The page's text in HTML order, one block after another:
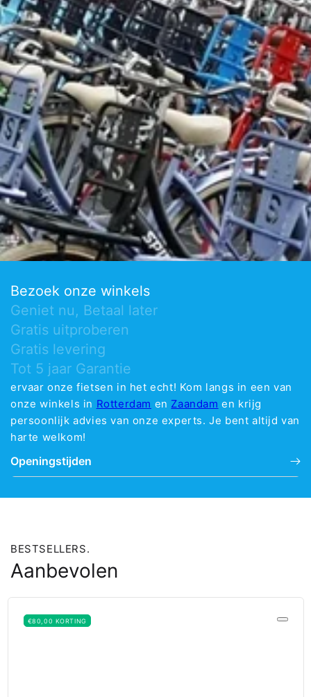
Bezoek onze winkels
Geniet nu, Betaal later
Gratis uitproberen
Gratis levering
Tot 5 jaar Garantie
ervaar onze fietsen in het echt! Kom langs in een van
onze winkels in Rotterdam en Zaandam en krijg
persoonlijk advies van onze experts. Je bent altijd van
harte welkom!
Openingstijden
BESTSELLERS.
Aanbevolen
€80,00 KORTING